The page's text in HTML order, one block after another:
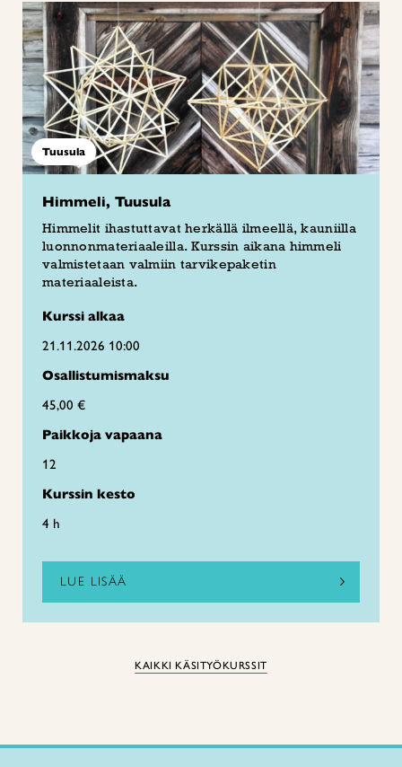
Tuusula
Himmeli, Tuusula
Himmelit ihastuttavat herkällä ilmeellä, kauniilla
luonnonmateriaaleilla. Kurssin aikana himmeli
valmistetaan valmiin tarvikepaketin
materiaaleista.
Kurssi alkaa
21.11.2026 10:00
Osallistumismaksu
45,00 €
Paikkoja vapaana
12
Kurssin kesto
4 h
LUE LISÄÄ
KAIKKI KÄSITYÖKURSSIT